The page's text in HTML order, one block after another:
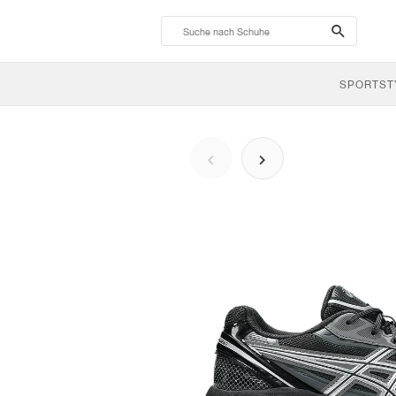
search-
btn